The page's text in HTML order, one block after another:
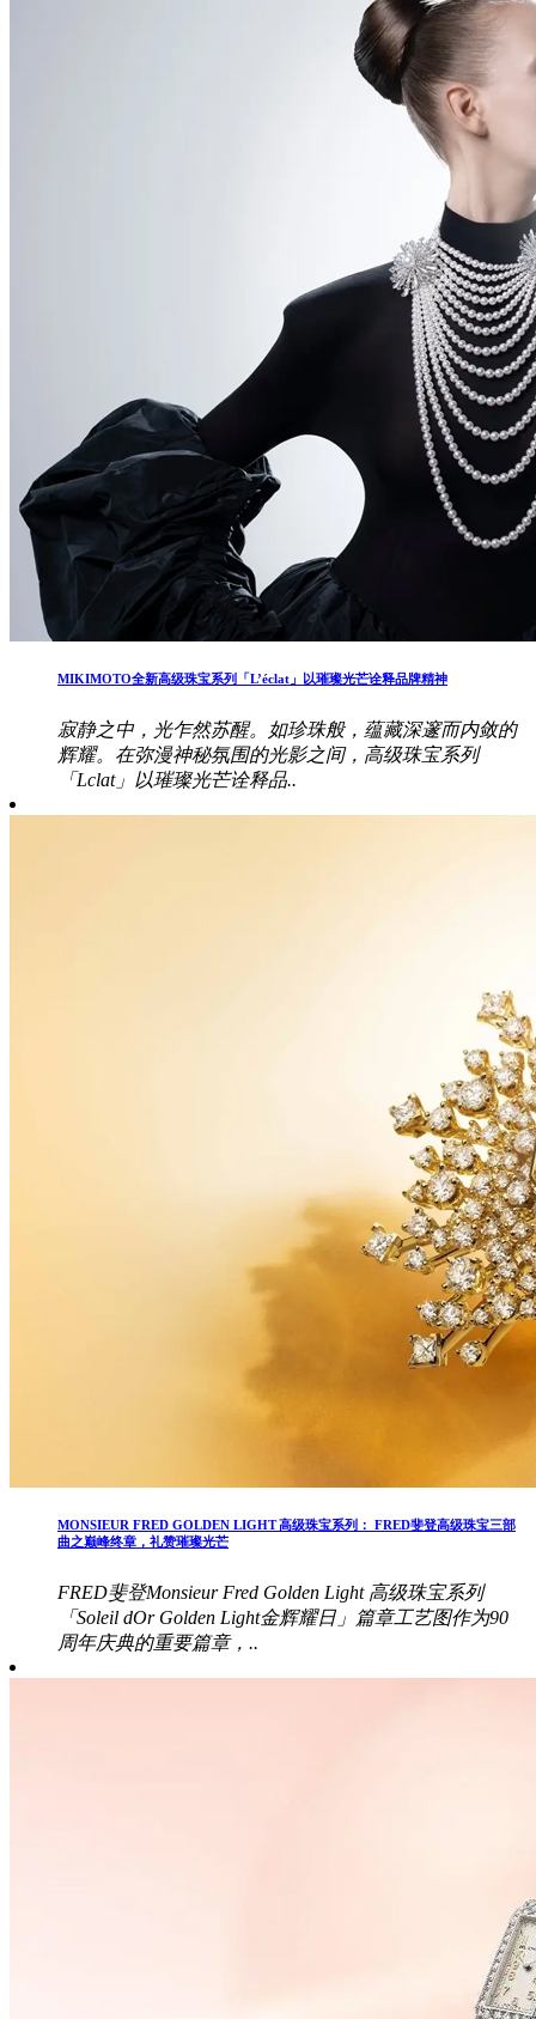
MIKIMOTO全新高级珠宝系列「L’éclat」以璀璨光芒诠释品牌精神
寂静之中，光乍然苏醒。如珍珠般，蕴藏深邃而内敛的
辉耀。在弥漫神秘氛围的光影之间，高级珠宝系列
「Lclat」以璀璨光芒诠释品..
MONSIEUR FRED GOLDEN LIGHT 高级珠宝系列： FRED斐登高级珠宝三部
曲之巅峰终章，礼赞璀璨光芒
FRED斐登Monsieur Fred Golden Light 高级珠宝系列
「Soleil dOr Golden Light金辉耀日」篇章工艺图作为90
周年庆典的重要篇章，..